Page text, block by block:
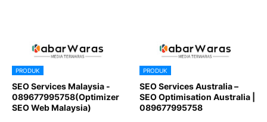
PRODUK
SEO Services Malaysia -
089677995758(Optimizer
SEO Web Malaysia)
PRODUK
SEO Services Australia –
SEO Optimisation Australia |
089677995758